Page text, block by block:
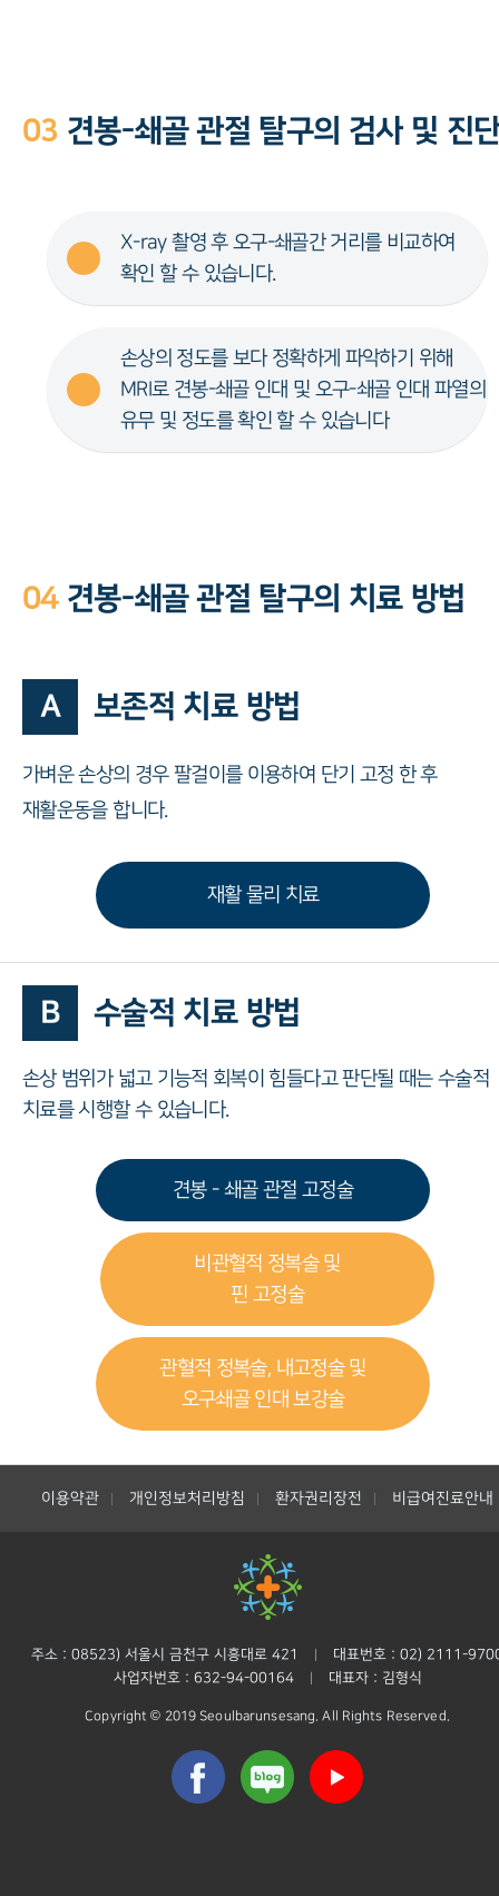
03 견봉-쇄골 관절 탈구의 검사 및 진
X-ray 촬영 후 오구-쇄골간 거리를 비교하여
확인 할 수 있습니다.
손상의 정도를 보다 정확하게 파악하기 위해
MRI로 견봉-쇄골 인대 및 오구-쇄골 인대 파열의
유무 및 정도를 확인 할 수 있습니다
04견봉-쇄골 관절 탈구의 치료 방법
A 보존적 치료 방법
가벼운 손상의 경우 팔걸이를 이용하여 단기 고정 한 후
재활운동을 합니다.
재활 물리 치료
B 수술적 치료 방법
손상 범위가 넓고 기능적 회복이 힘들다고 판단될 때는 수술적
치료를 시행할 수 있습니다.
견봉 - 쇄골 관절 고정술
비관혈적 정복술 및
핀 고정술
관혈적 정복술, 내고정술 및
오구쇄골 인대 보강술
이용약관 개인정보처리방침 환자권리장전 비급여진료안내
주소 : 08523) 서울시 금천구 시흥대로 421
대표번호 : 02) 2111-
사업자번호 : 632-94-00164
대표자 : 김형식
Copyright © 2019 Seoulbarunsesang. All Rights Reserved.